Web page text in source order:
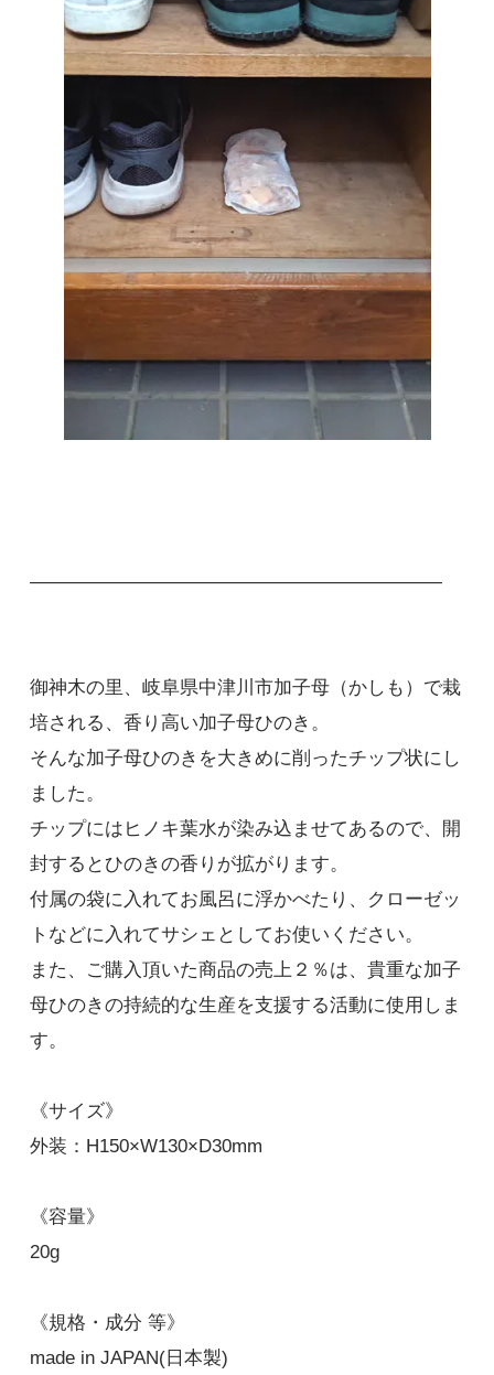
――――――――――――――――――――――
御神木の里、岐阜県中津川市加子母（かしも）で栽
培される、香り高い加子母ひのき。
そんな加子母ひのきを大きめに削ったチップ状にし
ました。
チップにはヒノキ葉水が染み込ませてあるので、開
封するとひのきの香りが拡がります。
付属の袋に入れてお風呂に浮かべたり、クローゼッ
トなどに入れてサシェとしてお使いください。
また、ご購入頂いた商品の売上２％は、貴重な加子
母ひのきの持続的な生産を支援する活動に使用しま
す。
《サイズ》
外装：H150×W130×D30mm
《容量》
20g
《規格・成分 等》
made in JAPAN(日本製)